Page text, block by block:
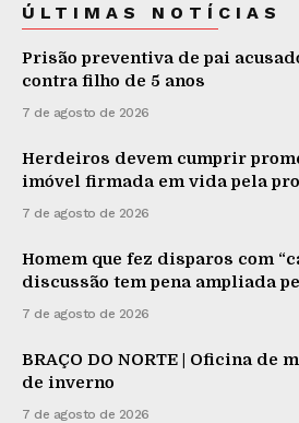
ÚLTIMAS NOTÍCIAS
Prisão preventiva de pai
contra filho de 5 anos
7 de agosto de 2026
Herdeiros devem cumprir
imóvel firmada em vida pela
7 de agosto de 2026
Homem que fez disparos com
discussão tem pena ampliada
7 de agosto de 2026
BRAÇO DO NORTE | Oficina de
de inverno
7 de agosto de 2026